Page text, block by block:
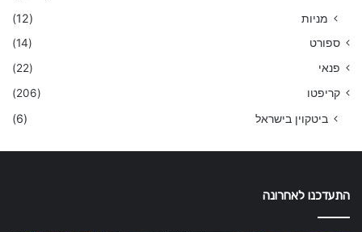
מניות (12)
ספורט
(14)
פנאי
(22)
קריפטו
(206)
ביטקוין בישראל (6)
התעדכנו לאחרונה